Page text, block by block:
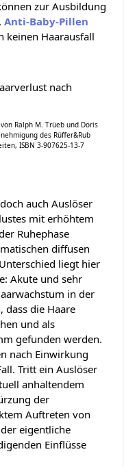
zur Ausbildung
Anti-Baby-Pillen
keinen Haarausfall
nach
Ralph M. Trüeb und Doris
des Rüffer&Rub
ISBN 3-907625-13-7
auch Auslöser
mit erhöhtem
Ruhephase
diffusen
liegt hier
Akute und sehr
in der
dass die Haare
und als
gefunden werden.
nach Einwirkung
Tritt ein Auslöser
anhaltendem
der
Auftreten von
eigentliche
Einflüsse